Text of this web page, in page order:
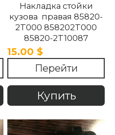
Накладка стойки
кузова правая 85820-
2T000 858202T000
85820-2T10087
858202T10087 85820-
2T100UP
858202T100UP Kia
Optima 2010 -2015
15.00 $
Перейти
Купить